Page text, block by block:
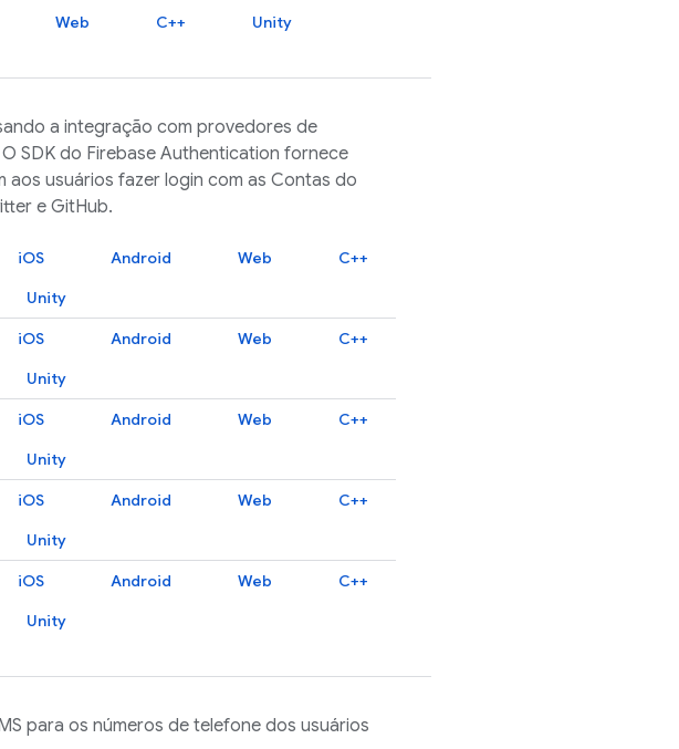
Web C++ Unity
a integração com provedores de
SDK do Firebase Authentication fornece
aos usuários fazer login com as Contas do
e GitHub.
iOS Android Web
C++
Unity
iOS Android Web
C++
Unity
iOS Android Web
C++
Unity
iOS Android Web
C++
Unity
iOS Android Web
C++
Unity
para os números de telefone dos usuários